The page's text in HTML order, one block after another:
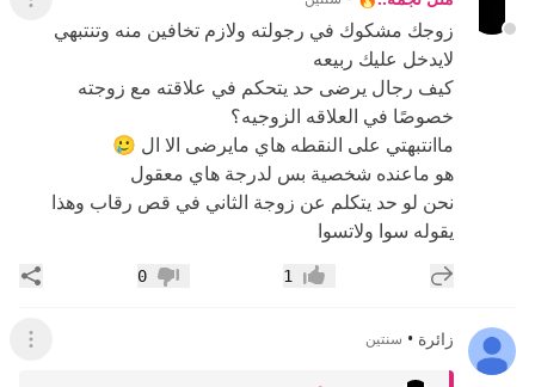
عرض
زوجك مشكوك في رجولته ولازم تخافين منه وتنتبهي
لايدخل عليك ربيعه
كيف رجال يرضى حد يتحكم في علاقته مع زوجته
خصوصًا في العلاقه الزوجيه؟
ماانتبهتي على النقطه هاي مايرضى الا ال 🥲
هو ماعنده شخصية بس لدرجة هاي معقول
نحن لو حد يتكلم عن زوجة الثاني في قص رقاب وهذا
يقوله سوا ولاتسوا
إضافة رد جديد إعجاب1 عدم إعجاب
0
زائرة • سنتين عرض